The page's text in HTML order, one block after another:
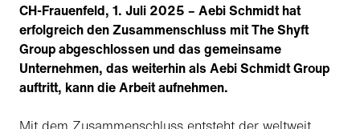
CH-Frauenfeld, 1. Juli 2025 – Aebi Schmidt hat
erfolgreich den Zusammenschluss mit The Shyft
Group abgeschlossen und das gemeinsame
Unternehmen, das weiterhin als Aebi Schmidt Group
auftritt, kann die Arbeit aufnehmen.